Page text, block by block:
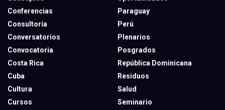
Conferencias
Consultoría
Conversatorios
Convocatoria
Costa Rica
Cuba
Cultura
Cursos
Paraguay
Perú
Plenarios
Posgrados
República Dominicana
Residuos
Salud
Seminario